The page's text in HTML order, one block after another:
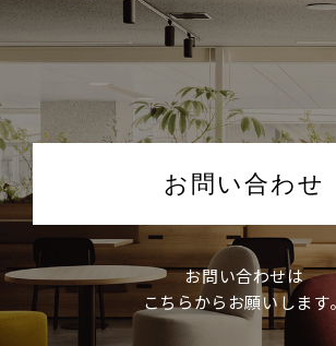
お問い合わせ
お問い合わせは
こちらからお願いします。